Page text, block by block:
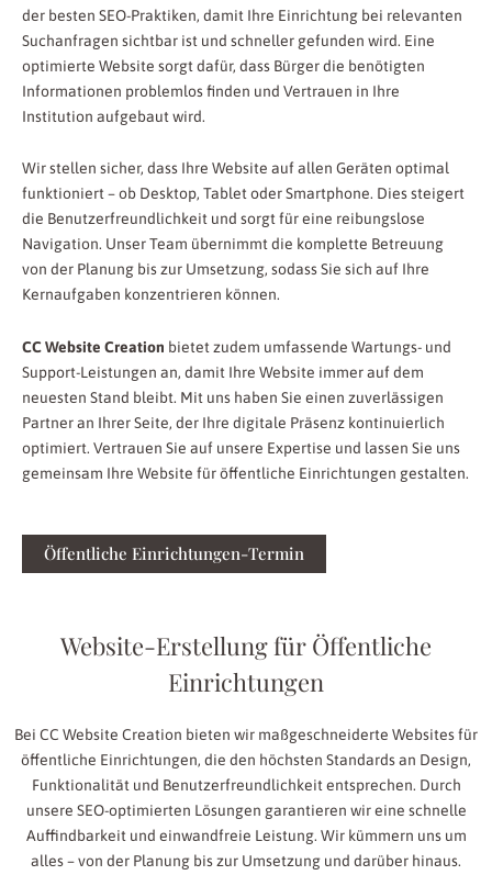
der besten SEO-Praktiken, damit Ihre Einrichtung bei relevanten
Suchanfragen sichtbar ist und schneller gefunden wird. Eine
optimierte Website sorgt dafür, dass Bürger die benötigten
Informationen problemlos finden und Vertrauen in Ihre
Institution aufgebaut wird.
Wir stellen sicher, dass Ihre Website auf allen Geräten optimal
funktioniert – ob Desktop, Tablet oder Smartphone. Dies steigert
die Benutzerfreundlichkeit und sorgt für eine reibungslose
Navigation. Unser Team übernimmt die komplette Betreuung
von der Planung bis zur Umsetzung, sodass Sie sich auf Ihre
Kernaufgaben konzentrieren können.
CC Website Creation bietet zudem umfassende Wartungs- und
Support-Leistungen an, damit Ihre Website immer auf dem
neuesten Stand bleibt. Mit uns haben Sie einen zuverlässigen
Partner an Ihrer Seite, der Ihre digitale Präsenz kontinuierlich
optimiert. Vertrauen Sie auf unsere Expertise und lassen Sie uns
gemeinsam Ihre Website für öffentliche Einrichtungen gestalten.
Öffentliche Einrichtungen-Termin
Website-Erstellung für Öffentliche
Einrichtungen
Bei CC Website Creation bieten wir maßgeschneiderte Websites für
öffentliche Einrichtungen, die den höchsten Standards an Design,
Funktionalität und Benutzerfreundlichkeit entsprechen. Durch
unsere SEO-optimierten Lösungen garantieren wir eine schnelle
Auffindbarkeit und einwandfreie Leistung. Wir kümmern uns um
alles – von der Planung bis zur Umsetzung und darüber hinaus.